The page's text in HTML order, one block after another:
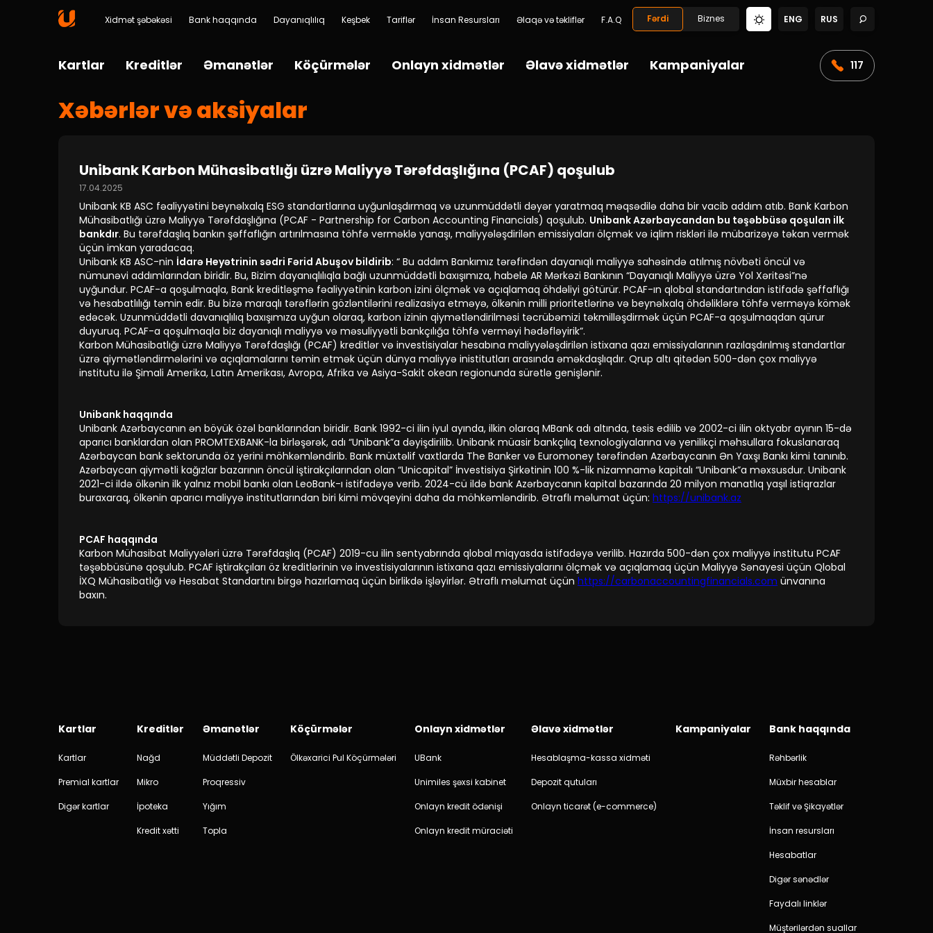
Xidmət şəbəkəsi Bank haqqında Dayanıqlılıq Keşbek Tariflər İnsan Resursları Əlaqə və təkliflər F.A.Q Fərdi Biznes ENG RUS
Kartlar Kreditlər Əmanətlər Köçürmələr Onlayn xidmətlər Əlavə xidmətlər Kampaniyalar 117
Xəbərlər və aksiyalar
Unibank Karbon Mühasibatlığı üzrə Maliyyə Tərəfdaşlığına (PCAF) qoşulub
17.04.2025
Unibank KB ASC fəaliyyətini beynəlxalq ESG standartlarına uyğunlaşdırmaq və uzunmüddətli dəyər yaratmaq məqsədilə daha bir vacib addım atıb. Bank Karbon
Mühasibatlığı üzrə Maliyyə Tərəfdaşlığına (PCAF - Partnership for Carbon Accounting Financials) qoşulub. Unibank Azərbaycandan bu təşəbbüsə qoşulan ilk
bankdır. Bu tərəfdaşlıq bankın şəffaflığın artırılmasına töhfə verməklə yanaşı, maliyyələşdirilən emissiyaları ölçmək və iqlim riskləri ilə mübarizəyə təkan vermək
üçün imkan yaradacaq.
Unibank KB ASC-nin İdarə Heyətrinin sədri Fərid Abuşov bildirib: “ Bu addım Bankımız tərəfindən dayanıqlı maliyyə sahəsində atılmış növbəti öncül və
nümunəvi addımlarından biridir. Bu, Bizim dayanıqlılıqla bağlı uzunmüddətli baxışımıza, habelə AR Mərkəzi Bankının “Dayanıqlı Maliyyə üzrə Yol Xəritəsi”nə
uyğundur. PCAF-a qoşulmaqla, Bank kreditləşmə fəaliyyətinin karbon izini ölçmək və açıqlamaq öhdəliyi götürür. PCAF-ın qlobal standartından istifadə şəffaflığı
və hesabatlılığı təmin edir. Bu bizə maraqlı tərəflərin gözləntilərini realizasiya etməyə, ölkənin milli prioritetlərinə və beynəlxalq öhdəliklərə töhfə verməyə kömək
edəcək. Uzunmüddətli davanıqlılıq baxışımıza uyğun olaraq, karbon izinin qiymətləndirilməsi təcrübəmizi təkmilləşdirmək üçün PCAF-a qoşulmaqdan qürur
duyuruq. PCAF-a qoşulmaqla biz dayanıqlı maliyyə və məsuliyyətli bankçılığa töhfə verməyi hədəfləyirik”.
Karbon Mühasibatlığı üzrə Maliyyə Tərəfdaşlığı (PCAF) kreditlər və investisiyalar hesabına maliyyələşdirilən istixana qazı emissiyalarının razılaşdırılmış standartlar
üzrə qiymətləndirmələrini və açıqlamalarını təmin etmək üçün dünya maliyyə inistitutları arasında əməkdaşlıqdır. Qrup altı qitədən 500-dən çox maliyyə
institutu ilə Şimali Amerika, Latın Amerikası, Avropa, Afrika və Asiya-Sakit okean regionunda sürətlə genişlənir.
Unibank haqqında
Unibank Azərbaycanın ən böyük özəl banklarından biridir. Bank 1992-ci ilin iyul ayında, ilkin olaraq MBank adı altında, təsis edilib və 2002-ci ilin oktyabr ayının 15-də
aparıcı banklardan olan PROMTEXBANK-la birləşərək, adı “Unibank”a dəyişdirilib. Unibank müasir bankçılıq texnologiyalarına və yenilikçi məhsullara fokuslanaraq
Azərbaycan bank sektorunda öz yerini möhkəmləndirib. Bank müxtəlif vaxtlarda The Banker və Euromoney tərəfindən Azərbaycanın Ən Yaxşı Bankı kimi tanınıb.
Azərbaycan qiymətli kağızlar bazarının öncül iştirakçılarından olan “Unicapital” İnvestisiya Şirkətinin 100 %-lik nizamnamə kapitalı “Unibank”a məxsusdur. Unibank
2021-ci ildə ölkənin ilk yalnız mobil bankı olan LeoBank-ı istifadəyə verib. 2024-cü ildə bank Azərbaycanın kapital bazarında 20 milyon manatlıq yaşıl istiqrazlar
buraxaraq, ölkənin aparıcı maliyyə institutlarından biri kimi mövqeyini daha da möhkəmləndirib. Ətraflı məlumat üçün: https://unibank.az
PCAF haqqında
Karbon Mühasibat Maliyyələri üzrə Tərəfdaşlıq (PCAF) 2019-cu ilin sentyabrında qlobal miqyasda istifadəyə verilib. Hazırda 500-dən çox maliyyə institutu PCAF
təşəbbüsünə qoşulub. PCAF iştirakçıları öz kreditlərinin və investisiyalarının istixana qazı emissiyalarını ölçmək və açıqlamaq üçün Maliyyə Sənayesi üçün Qlobal
İXQ Mühasibatlığı və Hesabat Standartını birgə hazırlamaq üçün birlikdə işləyirlər. Ətraflı məlumat üçün https://carbonaccountingfinancials.com ünvanına
baxın.
Kartlar
Kartlar
Premial kartlar
Digər kartlar
Kreditlər
Nağd
Mikro
İpoteka
Kredit xətti
Əmanətlər
Müddətli Depozit
Proqressiv
Yığım
Topla
Köçürmələr
Ölkəxarici Pul Köçürmələri
Onlayn xidmətlər
UBank
Unimiles şəxsi kabinet
Onlayn kredit ödənişi
Onlayn kredit müraciəti
Əlavə xidmətlər
Hesablaşma-kassa xidməti
Depozit qutuları
Onlayn ticarət (e-commerce)
Kampaniyalar Bank haqqında
Rəhbərlik
Müxbir hesablar
Təklif və Şikayətlər
İnsan resursları
Hesabatlar
Digər sənədlər
Faydalı linklər
Müştərilərdən suallar